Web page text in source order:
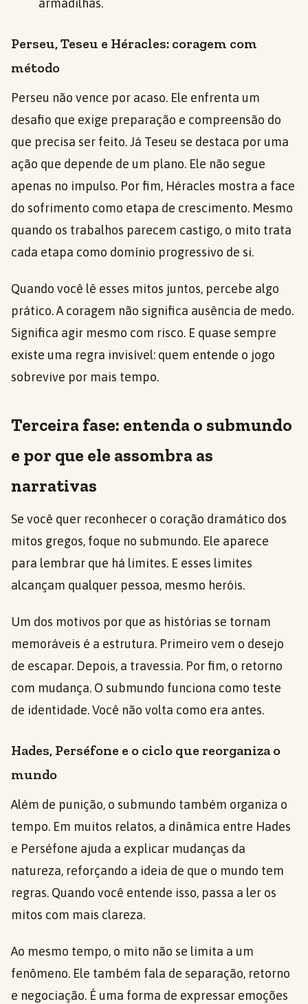
armadilhas.
Perseu, Teseu e Héracles: coragem com
método
Perseu não vence por acaso. Ele enfrenta um
desafio que exige preparação e compreensão do
que precisa ser feito. Já Teseu se destaca por uma
ação que depende de um plano. Ele não segue
apenas no impulso. Por fim, Héracles mostra a face
do sofrimento como etapa de crescimento. Mesmo
quando os trabalhos parecem castigo, o mito trata
cada etapa como domínio progressivo de si.
Quando você lê esses mitos juntos, percebe algo
prático. A coragem não significa ausência de medo.
Significa agir mesmo com risco. E quase sempre
existe uma regra invisível: quem entende o jogo
sobrevive por mais tempo.
Terceira fase: entenda o submundo
e por que ele assombra as
narrativas
Se você quer reconhecer o coração dramático dos
mitos gregos, foque no submundo. Ele aparece
para lembrar que há limites. E esses limites
alcançam qualquer pessoa, mesmo heróis.
Um dos motivos por que as histórias se tornam
memoráveis é a estrutura. Primeiro vem o desejo
de escapar. Depois, a travessia. Por fim, o retorno
com mudança. O submundo funciona como teste
de identidade. Você não volta como era antes.
Hades, Perséfone e o ciclo que reorganiza o
mundo
Além de punição, o submundo também organiza o
tempo. Em muitos relatos, a dinâmica entre Hades
e Perséfone ajuda a explicar mudanças da
natureza, reforçando a ideia de que o mundo tem
regras. Quando você entende isso, passa a ler os
mitos com mais clareza.
Ao mesmo tempo, o mito não se limita a um
fenômeno. Ele também fala de separação, retorno
e negociação. É uma forma de expressar emoções